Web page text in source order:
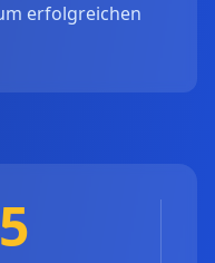
erfolgreichen